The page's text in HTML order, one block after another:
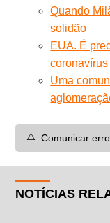
Quando
solidão
EUA. É
Uma
⚠️ Comunicar erro
NOTÍCIAS